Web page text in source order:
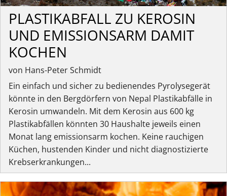
PLASTIKABFALL ZU KEROSIN
UND EMISSIONSARM DAMIT
KOCHEN
von Hans-Peter Schmidt
Ein einfach und sicher zu bedienendes Pyrolysegerät
könnte in den Bergdörfern von Nepal Plastikabfälle in
Kerosin umwandeln. Mit dem Kerosin aus 600 kg
Plastikabfällen könnten 30 Haushalte jeweils einen
Monat lang emissionsarm kochen. Keine rauchigen
Küchen, hustenden Kinder und nicht diagnostizierte
Krebserkrankungen...